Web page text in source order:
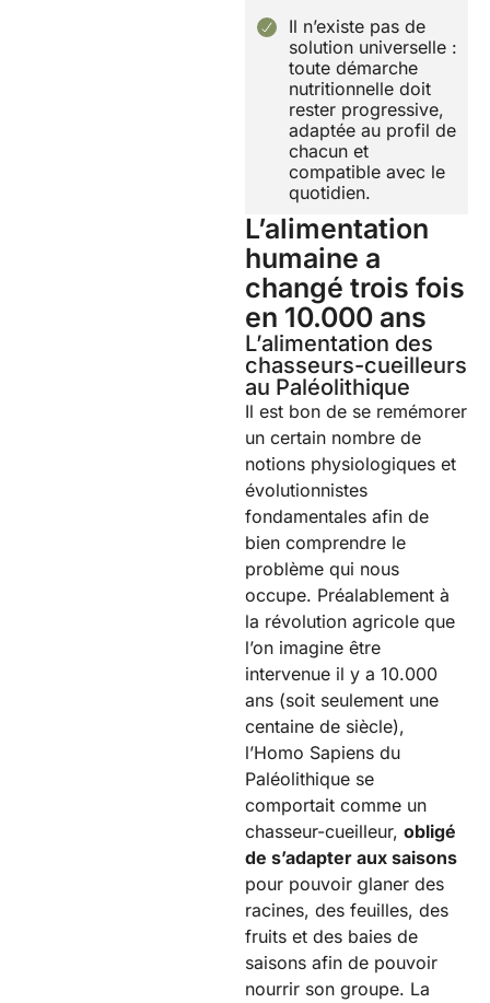
Il n’existe pas de
solution universelle :
toute démarche
nutritionnelle doit
rester progressive,
adaptée au profil de
chacun et
compatible avec le
quotidien.
L’alimentation
humaine a
changé trois fois
en 10.000 ans
L’alimentation des
chasseurs-cueilleurs
au Paléolithique
Il est bon de se remémorer
un certain nombre de
notions physiologiques et
évolutionnistes
fondamentales afin de
bien comprendre le
problème qui nous
occupe. Préalablement à
la révolution agricole que
l’on imagine être
intervenue il y a 10.000
ans (soit seulement une
centaine de siècle),
l’Homo Sapiens du
Paléolithique se
comportait comme un
chasseur-cueilleur, obligé
de s’adapter aux saisons
pour pouvoir glaner des
racines, des feuilles, des
fruits et des baies de
saisons afin de pouvoir
nourrir son groupe. La